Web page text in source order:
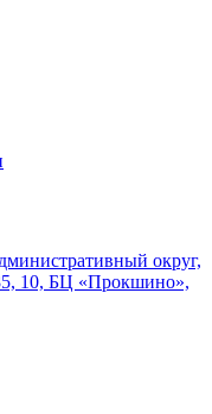
округ,
10, БЦ «Прокшино»,